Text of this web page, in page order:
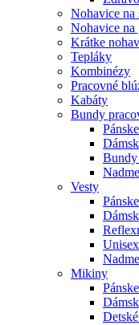
Nohavice na
Nohavice na
Krátke
Tepláky
Kombinézy
Pracovné
Kabáty
Bundy
Bundy
Vesty
Mikiny